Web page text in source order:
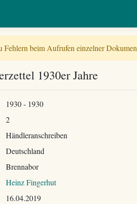
beim Aufrufen einzelner
1930er Jahre
1930 - 1930
2
Händleranschreiben
Deutschland
Brennabor
Heinz Fingerhut
16.04.2019